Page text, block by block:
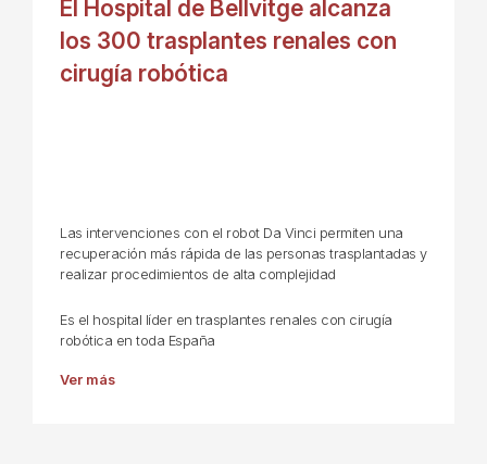
El Hospital de Bellvitge alcanza
los 300 trasplantes renales con
cirugía robótica
Las intervenciones con el robot Da Vinci permiten una
recuperación más rápida de las personas trasplantadas y
realizar procedimientos de alta complejidad
Es el hospital líder en trasplantes renales con cirugía
robótica en toda España
Ver más